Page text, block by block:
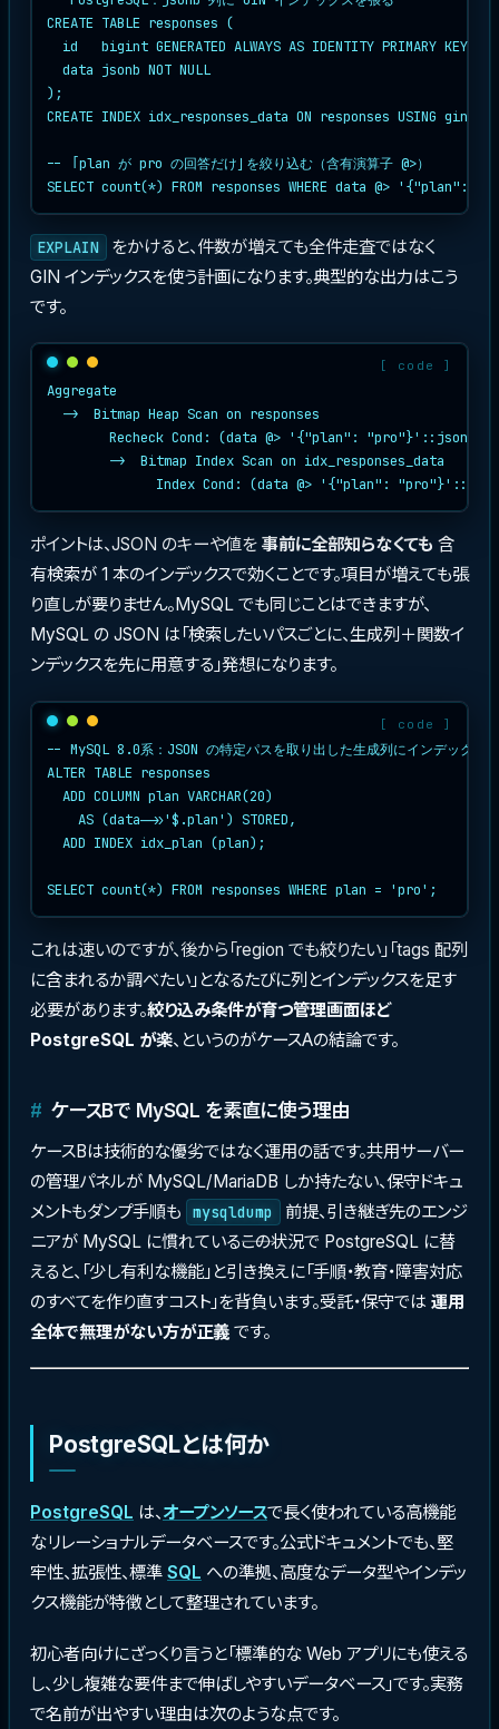
CREATE TABLE responses (
  id   bigint GENERATED ALWAYS AS IDENTITY PRIMARY KEY,
  data jsonb NOT NULL
);
CREATE INDEX idx_responses_data ON responses USING gin
-- 「plan が pro の回答だけ」を絞り込む（含有演算子 @>）
SELECT count(*) FROM responses WHERE data @>
EXPLAIN
をかけると、件数が増えても全件走査ではなく
GIN インデックスを使う計画になります。典型的な出力はこう
です。
Aggregate
  ->  Bitmap Heap Scan on responses
        Recheck Cond: (data @> '{"plan": "pro"}'::jsonb)
        ->  Bitmap Index Scan on idx_responses_data
Index Cond: (data @> '{"plan":
ポイントは、JSON のキーや値を 事前に全部知らなくても 含
有検索が 1 本のインデックスで効くことです。項目が増えても張
り直しが要りません。MySQL でも同じことはできますが、
MySQL の JSON は「検索したいパスごとに、生成列＋関数イ
ンデックスを先に用意する」発想になります。
-- MySQL 8.0系：JSON の特定パスを取り出した生成列にインデックス
ALTER TABLE responses
  ADD COLUMN plan VARCHAR(20)
    AS (data->>'$.plan') STORED,
  ADD INDEX idx_plan (plan);
SELECT count(*) FROM responses WHERE plan = 'pro';
これは速いのですが、後から「region でも絞りたい」「tags 配列
に含まれるか調べたい」となるたびに列とインデックスを足す
必要があります。絞り込み条件が育つ管理画面ほど
PostgreSQL が楽、というのがケースAの結論です。
ケースBで MySQL を素直に使う理由
ケースBは技術的な優劣ではなく運用の話です。共用サーバー
の管理パネルが MySQL/MariaDB しか持たない、保守ドキュ
メントもダンプ手順も
mysqldump
前提、引き継ぎ先のエンジ
ニアが MySQL に慣れている――この状況で PostgreSQL に替
えると、「少し有利な機能」と引き換えに「手順・教育・障害対応
のすべてを作り直すコスト」を背負います。受託・保守では 運用
全体で無理がない方が正義 です。
PostgreSQLとは何か
PostgreSQL は、オープンソースで長く使われている高機能
なリレーショナルデータベースです。公式ドキュメントでも、堅
牢性、拡張性、標準 SQL への準拠、高度なデータ型やインデッ
クス機能が特徴として整理されています。
初心者向けにざっくり言うと「標準的な Web アプリにも使える
し、少し複雑な要件まで伸ばしやすいデータベース」です。実務
で名前が出やすい理由は次のような点です。